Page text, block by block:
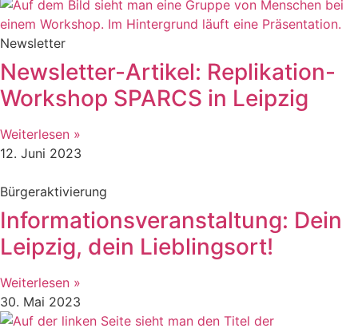
Newsletter
Newsletter-Artikel: Replikation-
Workshop SPARCS in Leipzig
Weiterlesen »
12. Juni 2023
Bürgeraktivierung
Informationsveranstaltung: Dein
Leipzig, dein Lieblingsort!
Weiterlesen »
30. Mai 2023